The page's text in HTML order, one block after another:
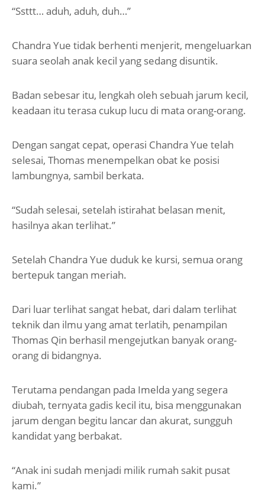
“Ssttt… aduh, aduh, duh…”
Chandra Yue tidak berhenti menjerit, mengeluarkan
suara seolah anak kecil yang sedang disuntik.
Badan sebesar itu, lengkah oleh sebuah jarum kecil,
keadaan itu terasa cukup lucu di mata orang-orang.
Dengan sangat cepat, operasi Chandra Yue telah
selesai, Thomas menempelkan obat ke posisi
lambungnya, sambil berkata.
“Sudah selesai, setelah istirahat belasan menit,
hasilnya akan terlihat.”
Setelah Chandra Yue duduk ke kursi, semua orang
bertepuk tangan meriah.
Dari luar terlihat sangat hebat, dari dalam terlihat
teknik dan ilmu yang amat terlatih, penampilan
Thomas Qin berhasil mengejutkan banyak orang-
orang di bidangnya.
Terutama pendangan pada Imelda yang segera
diubah, ternyata gadis kecil itu, bisa menggunakan
jarum dengan begitu lancar dan akurat, sungguh
kandidat yang berbakat.
“Anak ini sudah menjadi milik rumah sakit pusat
kami.”